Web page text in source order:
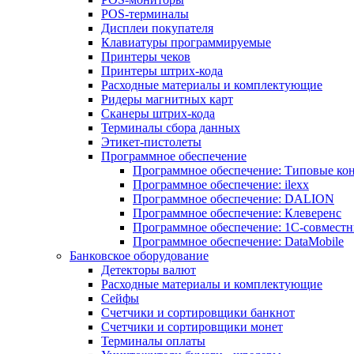
POS-терминалы
Дисплеи покупателя
Клавиатуры программируемые
Принтеры чеков
Принтеры штрих-кода
Расходные материалы и комплектующие
Ридеры магнитных карт
Сканеры штрих-кода
Терминалы сбора данных
Этикет-пистолеты
Программное обеспечение
Программное обеспечение: Типовые
Программное обеспечение: ilexx
Программное обеспечение: DALION
Программное обеспечение: Клеверенс
Программное обеспечение: 1С-
Программное обеспечение: DataMobile
Банковское оборудование
Детекторы валют
Расходные материалы и комплектующие
Сейфы
Счетчики и сортировщики банкнот
Счетчики и сортировщики монет
Терминалы оплаты